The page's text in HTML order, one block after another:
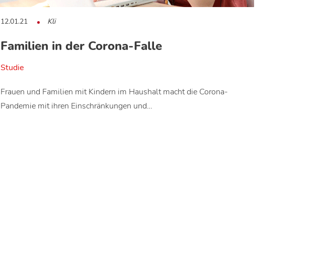
12.01.21 Kli
Familien in der Corona-Falle
Studie
Frauen und Familien mit Kindern im Haushalt macht die Corona-
Pandemie mit ihren Einschränkungen und…